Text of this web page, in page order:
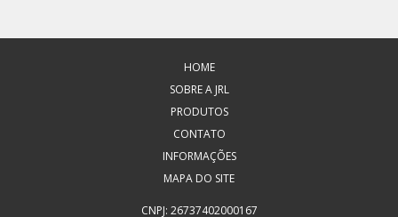
HOME
SOBRE A JRL
PRODUTOS
CONTATO
INFORMAÇÕES
MAPA DO SITE
CNPJ: 26737402000167